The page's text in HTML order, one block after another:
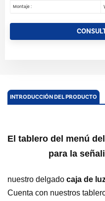
Montaje :
INTRODUCCIÓN DEL PRODUCTO
El tablero del menú
para la
nuestro delgado caja de
Cuenta con nuestros